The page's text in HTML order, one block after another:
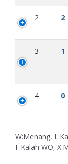
2 2
3 1
4 0
W:Menang,
F:Kalah WO,